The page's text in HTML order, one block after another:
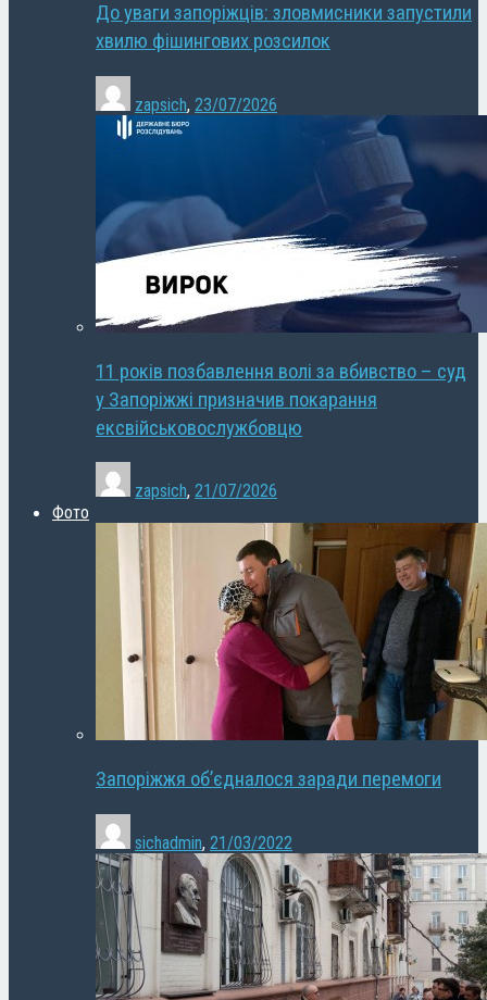
До уваги запоріжців: зловмисники запустили
хвилю фішингових розсилок
zapsich, 23/07/2026
11 років позбавлення волі за вбивство – суд
у Запоріжжі призначив покарання
ексвійськовослужбовцю
zapsich, 21/07/2026
Фото
Запоріжжя об’єдналося заради перемоги
sichadmin, 21/03/2022